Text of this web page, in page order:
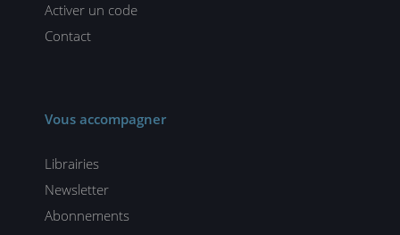
Activer un code
Contact
Vous accompagner
Librairies
Newsletter
Abonnements